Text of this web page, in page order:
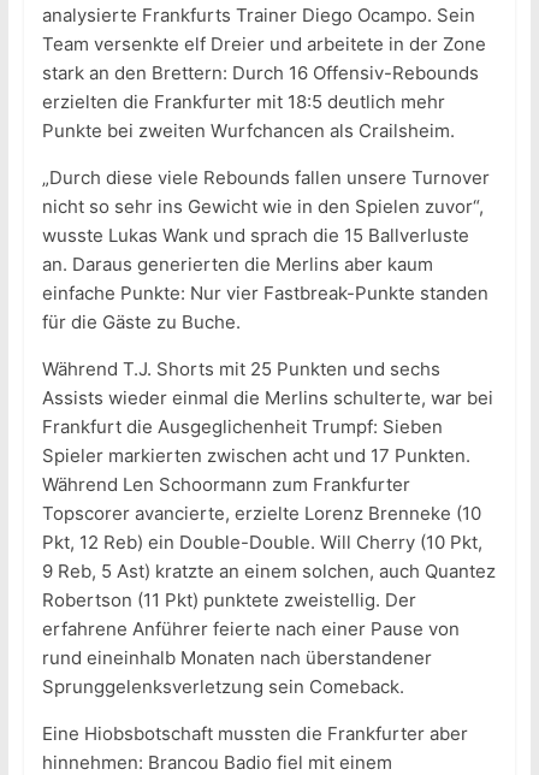
analysierte Frankfurts Trainer Diego Ocampo. Sein
Team versenkte elf Dreier und arbeitete in der Zone
stark an den Brettern: Durch 16 Offensiv-Rebounds
erzielten die Frankfurter mit 18:5 deutlich mehr
Punkte bei zweiten Wurfchancen als Crailsheim.
„Durch diese viele Rebounds fallen unsere Turnover
nicht so sehr ins Gewicht wie in den Spielen zuvor“,
wusste Lukas Wank und sprach die 15 Ballverluste
an. Daraus generierten die Merlins aber kaum
einfache Punkte: Nur vier Fastbreak-Punkte standen
für die Gäste zu Buche.
Während T.J. Shorts mit 25 Punkten und sechs
Assists wieder einmal die Merlins schulterte, war bei
Frankfurt die Ausgeglichenheit Trumpf: Sieben
Spieler markierten zwischen acht und 17 Punkten.
Während Len Schoormann zum Frankfurter
Topscorer avancierte, erzielte Lorenz Brenneke (10
Pkt, 12 Reb) ein Double-Double. Will Cherry (10 Pkt,
9 Reb, 5 Ast) kratzte an einem solchen, auch Quantez
Robertson (11 Pkt) punktete zweistellig. Der
erfahrene Anführer feierte nach einer Pause von
rund eineinhalb Monaten nach überstandener
Sprunggelenksverletzung sein Comeback.
Eine Hiobsbotschaft mussten die Frankfurter aber
hinnehmen: Brancou Badio fiel mit einem